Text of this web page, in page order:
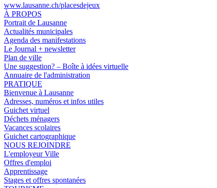
www.lausanne.ch/placesdejeux
À PROPOS
Portrait de Lausanne
Actualités municipales
Agenda des manifestations
Le Journal + newsletter
Plan de ville
Une suggestion? – Boîte à idées virtuelle
Annuaire de l'administration
PRATIQUE
Bienvenue à Lausanne
Adresses, numéros et infos utiles
Guichet virtuel
Déchets ménagers
Vacances scolaires
Guichet cartographique
NOUS REJOINDRE
L'employeur Ville
Offres d'emploi
Apprentissage
Stages et offres spontanées